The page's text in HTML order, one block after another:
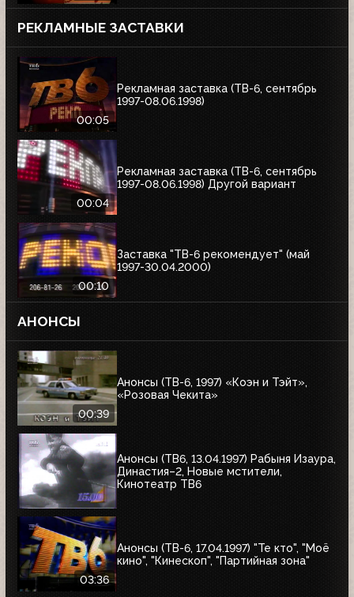
РЕКЛАМНЫЕ ЗАСТАВКИ
00:05
Рекламная заставка (ТВ-6, сентябрь
1997-08.06.1998)
00:04
Рекламная заставка (ТВ-6, сентябрь
1997-08.06.1998) Другой вариант
00:10
Заставка "ТВ-6 рекомендует" (май
1997-30.04.2000)
АНОНСЫ
00:39
Анонсы (ТВ-6, 1997) «Коэн и Тэйт»,
«Розовая Чекита»
Анонсы (ТВ6, 13.04.1997) Рабыня Изаура,
Династия–2, Новые мстители,
Кинотеатр ТВ6
03:36
Анонсы (ТВ-6, 17.04.1997) "Те кто", "Моё
кино", "Кинескоп", "Партийная зона"